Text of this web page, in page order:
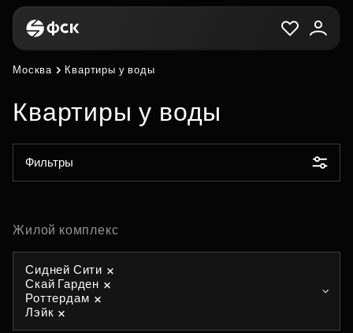
Москва Квартиры у воды
Квартиры у воды
Фильтры
Жилой комплекс
Сидней Сити
Скай Гарден
Роттердам
Лэйк